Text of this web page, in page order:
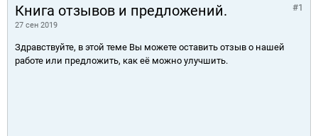
Книга отзывов и предложений.
27 сен 2019
#1
Здравствуйте, в этой теме Вы можете оставить отзыв о нашей
работе или предложить, как её можно улучшить.